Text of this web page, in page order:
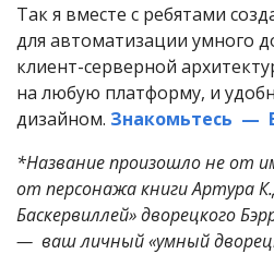
Так я вместе с ребятами
для автоматизации умного
клиент-серверной
на любую платформу, и
дизайном. Знакомьтесь —
*Название произошло не от
от персонажа книги Артура
Баскервиллей» дворецкого
— ваш личный «умный